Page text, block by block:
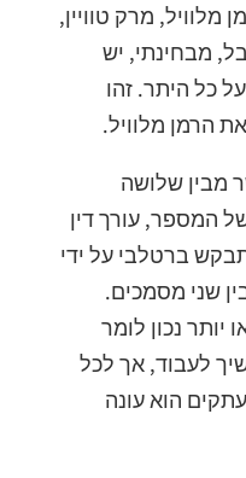
מלוויל, מרק טוויין,
מבחינתי, יש
כל היתר. זהו
מבין שלושה
המספר, עורך דין
ברטלבי על ידי
שני מסמכים.
נכון לומר
לעבוד, אך לכל
הוא עונה